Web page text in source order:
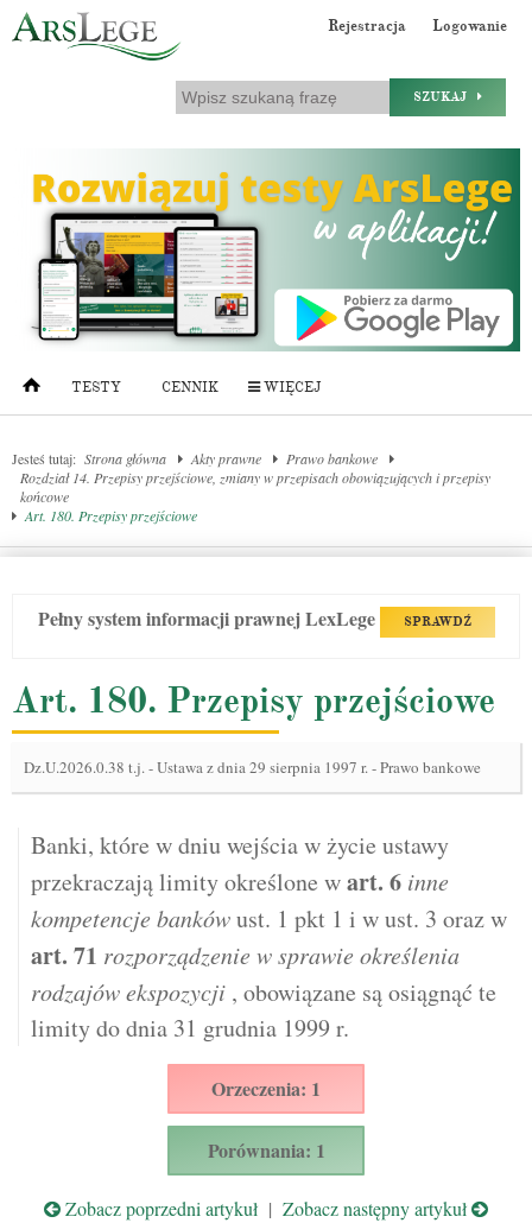
Rejestracja Logowanie
SZUKAJ
TESTY CENNIK WIĘCEJ
Jesteś tutaj: Strona główna Akty prawne
Prawo bankowe
Rozdział 14. Przepisy przejściowe, zmiany w przepisach obowiązujących i przepisy
końcowe
Art. 180. Przepisy przejściowe
Pełny system informacji prawnej LexLege SPRAWDŹ
Art. 180. Przepisy przejściowe
Dz.U.2026.0.38 t.j.-Ustawa z dnia 29 sierpnia 1997 r. - Prawo bankowe
Banki, które w dniu wejścia w życie ustawy
przekraczają limity określone wart. 6 inne
kompetencje bankówust. 1 pkt 1 i w ust. 3 oraz w
art. 71 rozporządzenie w sprawie określenia
rodzajów ekspozycji , obowiązane są osiągnąć te
limity do dnia 31 grudnia 1999 r.
Orzeczenia: 1
Porównania: 1
Zobacz poprzedni artykuł | Zobacz następny artykuł